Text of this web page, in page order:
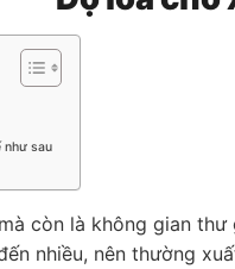
như sau
còn là không gian
nhiều, nên thường